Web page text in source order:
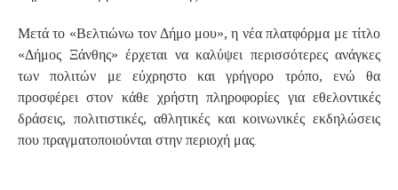
Μετά το «Βελτιώνω τον Δήμο μου», η νέα πλατφόρμα με τίτλο
«Δήμος Ξάνθης» έρχεται να καλύψει περισσότερες ανάγκες
των πολιτών με εύχρηστο και γρήγορο τρόπο, ενώ θα
προσφέρει στον κάθε χρήστη πληροφορίες για εθελοντικές
δράσεις, πολιτιστικές, αθλητικές και κοινωνικές εκδηλώσεις
που πραγματοποιούνται στην περιοχή μας.